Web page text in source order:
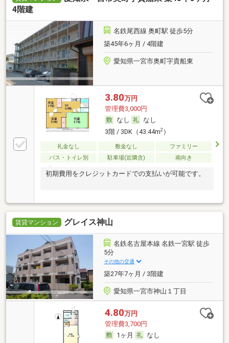
4階建
名鉄尾西線 奥町駅 徒歩5分
築45年6ヶ月 / 4階建
愛知県一宮市奥町字貴船東
3.80万円
管理費3,000円
なし
なし
3階 / 3DK（43.44m2）
礼金なし 敷金なし
ファミリー
バス・トイレ別
駐車場(近隣含) 南向き
初期費用をクレジットカードでの支払いが可能です。
賃貸マンション グレイス神山
名鉄名古屋本線 名鉄一宮駅 徒歩
5分
その他の交通
築27年7ヶ月 / 3階建
愛知県一宮市神山１丁目
4.80万円
管理費3,700円
1ヶ月
なし